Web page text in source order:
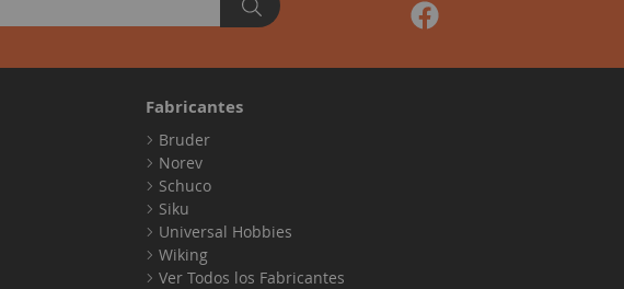
Fabricantes
Bruder
Norev
Schuco
Siku
Universal Hobbies
Wiking
Ver Todos los Fabricantes